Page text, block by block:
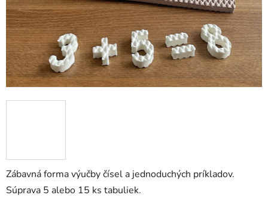
Zábavná forma výučby čísel a jednoduchých príkladov.
Súprava 5 alebo 15 ks tabuliek.